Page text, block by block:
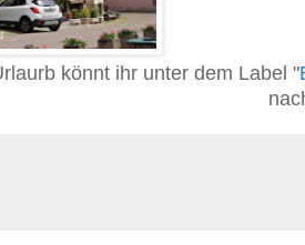
könnt ihr unter dem Label "